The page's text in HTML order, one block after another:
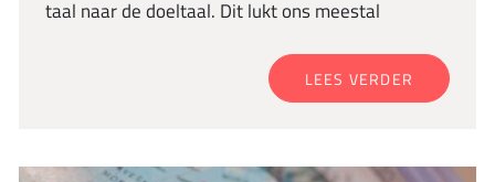
taal naar de doeltaal. Dit lukt ons meestal
LEES VERDER